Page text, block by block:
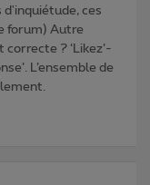
ces
forum) Autre
? ‘Likez’-
L’ensemble de